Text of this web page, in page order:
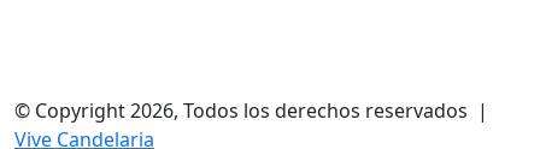
© Copyright 2026, Todos los derechos reservados |
Vive Candelaria